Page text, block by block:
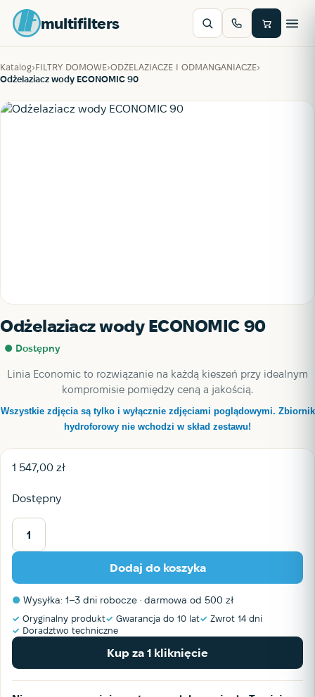
multifilters
Katalog›FILTRY DOMOWE›ODŻELAZIACZE I ODMANGANIACZE›
Odżelaziacz wody ECONOMIC 90
Odżelaziacz wody ECONOMIC 90
● Dostępny
Linia Economic to rozwiązanie na każdą kieszeń przy idealnym
kompromisie pomiędzy ceną a jakością.
Wszystkie zdjęcia są tylko i wyłącznie zdjęciami poglądowymi. Zbiornik
hydroforowy nie wchodzi w skład zestawu!
1 547,00 zł
Dostępny
ilość
Odżelaziacz
ECONOMIC
90
Dodaj do koszyka
● Wysyłka: 1–3 dni robocze · darmowa od 500 zł
✓ Oryginalny produkt✓ Gwarancja do 10 lat✓ Zwrot 14 dni
✓ Doradztwo techniczne
Kup za 1 kliknięcie